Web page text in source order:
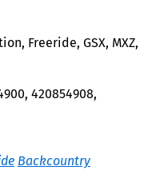
Freeride, GSX, MXZ,
420854908,
Backcountry